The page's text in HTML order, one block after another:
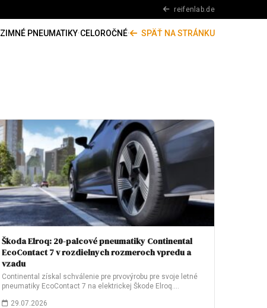
reifenlab.de
ZIMNÉ PNEUMATIKY·CELOROČNÉ· SPÄŤ NA STRÁNKU
Škoda Elroq: 20-palcové pneumatiky Continental
EcoContact 7 v rozdielnych rozmeroch vpredu a
vzadu
Continental získal schválenie pre prvovýrobu pre svoje letné
pneumatiky EcoContact 7 na elektrickej Škode Elroq.…
29.07.2026